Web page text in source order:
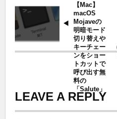
【Mac】
macOS
Mojaveの
明暗モード
切り替えや
キーチェー
ンをショー
トカットで
呼び出す無
料の
「Salute」
LEAVE A REPLY